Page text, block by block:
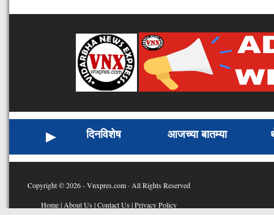
दिनविशेष आजच्या बातम्या
Copyright © 2026 - Vnxpres.com · All Rights Reserved
Home|About Us |Contact Us |Privacy Policy